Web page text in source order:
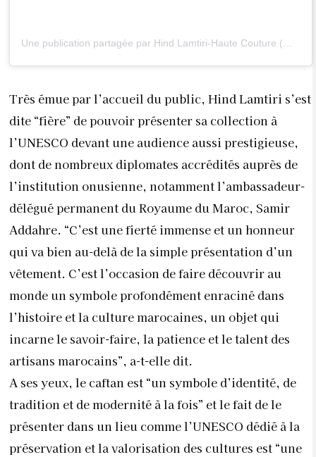
Très émue par l’accueil du public, Hind Lamtiri s’est
dite “fière” de pouvoir présenter sa collection à
l’UNESCO devant une audience aussi prestigieuse,
dont de nombreux diplomates accrédités auprès de
l’institution onusienne, notamment l’ambassadeur-
délégué permanent du Royaume du Maroc, Samir
Addahre. “C’est une fierté immense et un honneur
qui va bien au-delà de la simple présentation d’un
vêtement. C’est l’occasion de faire découvrir au
monde un symbole profondément enraciné dans
l’histoire et la culture marocaines, un objet qui
incarne le savoir-faire, la patience et le talent des
artisans marocains”, a-t-elle dit.
A ses yeux, le caftan est “un symbole d’identité, de
tradition et de modernité à la fois” et le fait de le
présenter dans un lieu comme l’UNESCO dédié à la
préservation et la valorisation des cultures est “une